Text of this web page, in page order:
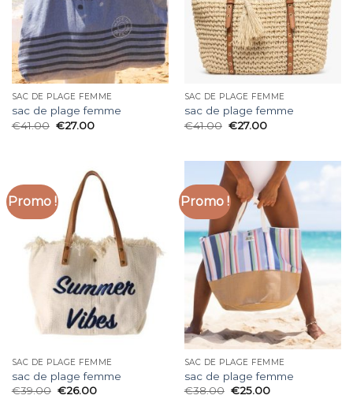
SAC DE PLAGE FEMME
sac de plage femme
€41.00 €27.00
SAC DE PLAGE FEMME
sac de plage femme
€41.00 €27.00
Promo !
SAC DE PLAGE FEMME
sac de plage femme
€39.00 €26.00
Promo !
SAC DE PLAGE FEMME
sac de plage femme
€38.00 €25.00